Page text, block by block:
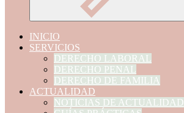
INICIO
SERVICIOS
DERECHO LABORAL
DERECHO PENAL
DERECHO DE FAMILIA
ACTUALIDAD
NOTICIAS DE ACTUALIDAD